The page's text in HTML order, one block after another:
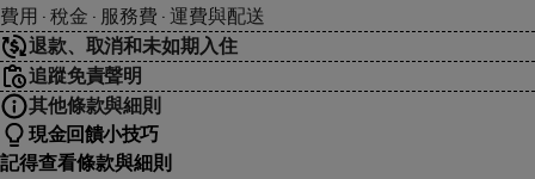
費用 · 稅金 · 服務費 · 運費與配送
退款、取消和未如期入住
追蹤免責聲明
其他條款與細則
現金回饋小技巧
記得查看條款與細則